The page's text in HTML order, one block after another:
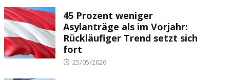
45 Prozent weniger
Asylanträge als im Vorjahr:
Rückläufiger Trend setzt sich
fort
Posted
25/05/2026